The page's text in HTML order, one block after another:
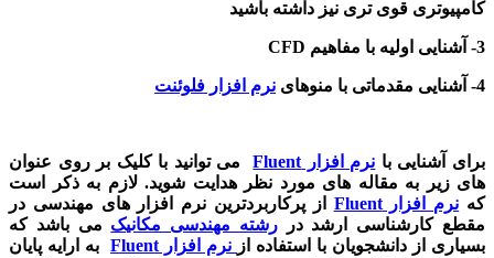
کامپیوتری قوی تری نیز داشته باشید
3- آشنایی اولیه با مفاهیم CFD
4- آشنایی مقدماتی با منوهای نرم افزار فلوئنت
برای آشنایی با نرم افزار Fluent
می توانید با کلیک بر روی عنوان
های زیر به مقاله های مورد نظر هدایت شوید. لازم به ذکر است
که نرم افزار Fluent
از پرکاربردترین نرم افزار های مهندسی در
مقطع کارشناسی ارشد دررشته مهندسی مکانیک می باشد که
بسیاری از دانشجویان با استفاده از نرم افزار Fluent
به ارایه پایان